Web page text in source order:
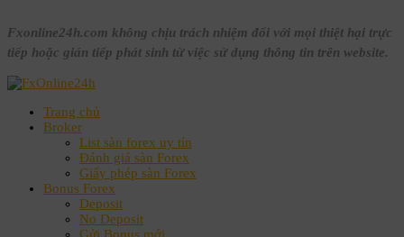
Fxonline24h.com không chịu trách nhiệm đối với mọi thiệt hại trực
tiếp hoặc gián tiếp phát sinh từ việc sử dụng thông tin trên website.
Trang chủ
Broker
List sàn forex uy tín
Đánh giá sàn Forex
Giấy phép sàn Forex
Bonus Forex
Deposit
No Deposit